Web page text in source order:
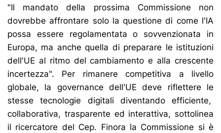
"Il mandato della prossima Commissione non
dovrebbe affrontare solo la questione di come l'IA
possa essere regolamentata o sovvenzionata in
Europa, ma anche quella di preparare le istituzioni
dell'UE al ritmo del cambiamento e alla crescente
incertezza". Per rimanere competitiva a livello
globale, la governance dell'UE deve riflettere le
stesse tecnologie digitali diventando efficiente,
collaborativa, trasparente ed interattiva, sottolinea
il ricercatore del Cep. Finora la Commissione si è